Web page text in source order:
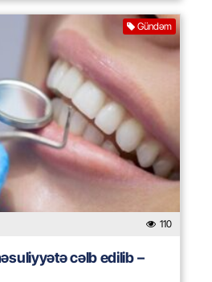
Gündəm
110
cəlb edilib –